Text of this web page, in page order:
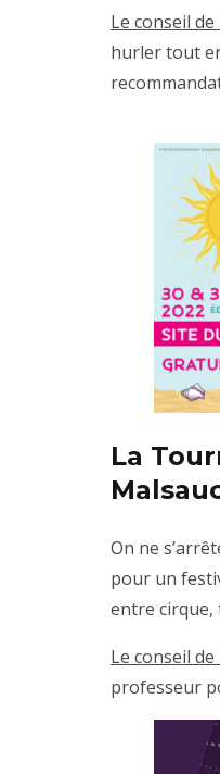
Le conseil de
hurler tout
La
On ne
pour un
entre cirque,
Le conseil de
professeur